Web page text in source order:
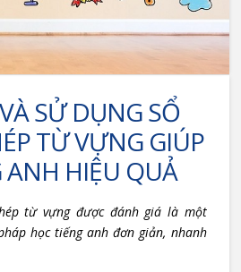
SỬ DỤNG SỔ
TỪ VỰNG GIÚP
ANH HIỆU QUẢ
từ vựng được đánh giá là một
học tiếng anh đơn giản, nhanh